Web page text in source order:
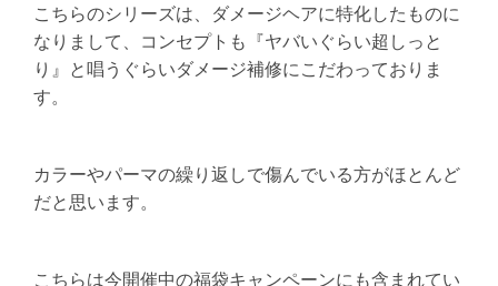
こちらのシリーズは、ダメージヘアに特化したものに
なりまして、コンセプトも『ヤバいぐらい超しっと
り』と唱うぐらいダメージ補修にこだわっておりま
す。
カラーやパーマの繰り返しで傷んでいる方がほとんど
だと思います。
こちらは今開催中の福袋キャンペーンにも含まれてい